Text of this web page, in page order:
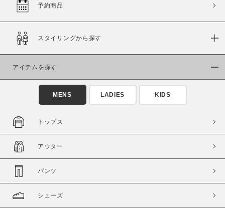
商品タイプ
通常商品
セール価格 WEB限定
在庫
在庫あり
予約商品
スタイリングから探す
アイテムを探す
MENS LADIES KIDS
トップス
アウター
パンツ
シューズ